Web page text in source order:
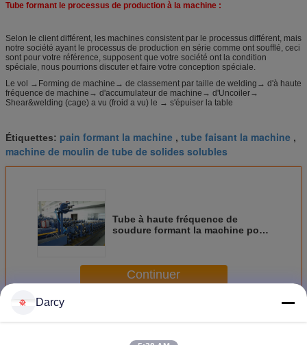
Tube formant le processus de production à la machine :
Selon le client différent, les machines consistent par le processus différent, mais
notre société ayant le processus de production en série comme ont soufflé, ceci
sont pour votre référence, supposent que votre société ont la condition
spéciale, nous pourrions discuter et faire votre conception spéciale.
Le vol →Forming de machine→ de classement par taille de welding→ d'à haute
fréquence de machine→ d'accumulateur de machine→ d'Uncoiler→
Shear&welding (cage) a vu (froid a vu) le → s'épuiser la table
Étiquettes: pain formant la machine , tube faisant la machine ,
machine de moulin de tube de solides solubles
Tube à haute fréquence de
soudure formant la machine pour
Continuer
Machine de formage de tube
Darcy